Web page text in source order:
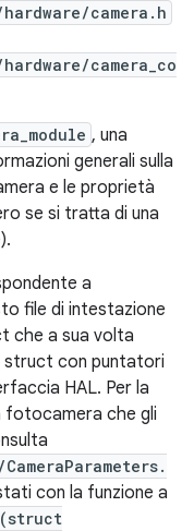
camera.h
camera_co
, una
generali sulla
e le proprietà
se si tratta di una
a
file di intestazione
che a sua volta
struct con puntatori
HAL. Per la
fotocamera che gli
con la funzione a